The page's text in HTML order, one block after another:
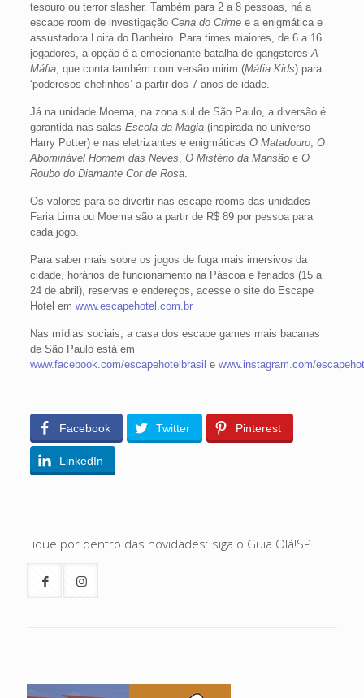
tesouro ou terror slasher. Também para 2 a 8 pessoas, há a
escape room de investigação Cena do Crimee a enigmática e
assustadora Loira do Banheiro. Para times maiores, de 6 a 16
jogadores, a opção é a emocionante batalha de gangsteresA
Máfia, que conta também com versão mirim (Máfia Kids) para
‘poderosos chefinhos’ a partir dos 7 anos de idade.
Já na unidade Moema, na zona sul de São Paulo, a diversão é
garantida nas salas Escola da Magia(inspirada no universo
Harry Potter) e nas eletrizantes e enigmáticas O Matadouro, O
Abominável Homem das Neves, O Mistério da Mansãoe O
Roubo do Diamante Cor de Rosa.
Os valores para se divertir nas escape rooms das unidades
Faria Lima ou Moema são a partir de R$ 89 por pessoa para
cada jogo.
Para saber mais sobre os jogos de fuga mais imersivos da
cidade, horários de funcionamento na Páscoa e feriados (15 a
24 de abril), reservas e endereços, acesse o site do Escape
Hotel em www.escapehotel.com.br
Nas mídias sociais, a casa dos escape games mais bacanas
de São Paulo está em
www.facebook.com/escapehotelbrasil e www.instagram.com/
Facebook Twitter Pinterest
LinkedIn
Fique por dentro das novidades: siga o Guia Olá!SP